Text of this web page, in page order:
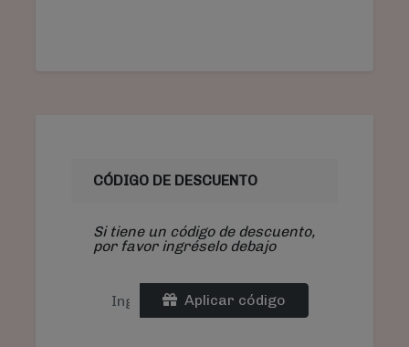
CÓDIGO DE DESCUENTO
Si tiene un código de descuento,
por favor ingréselo debajo
Aplicar código